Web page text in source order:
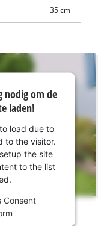
35 cm
nodig om de
laden!
load due to
to the visitor.
the site
to the list
Consent